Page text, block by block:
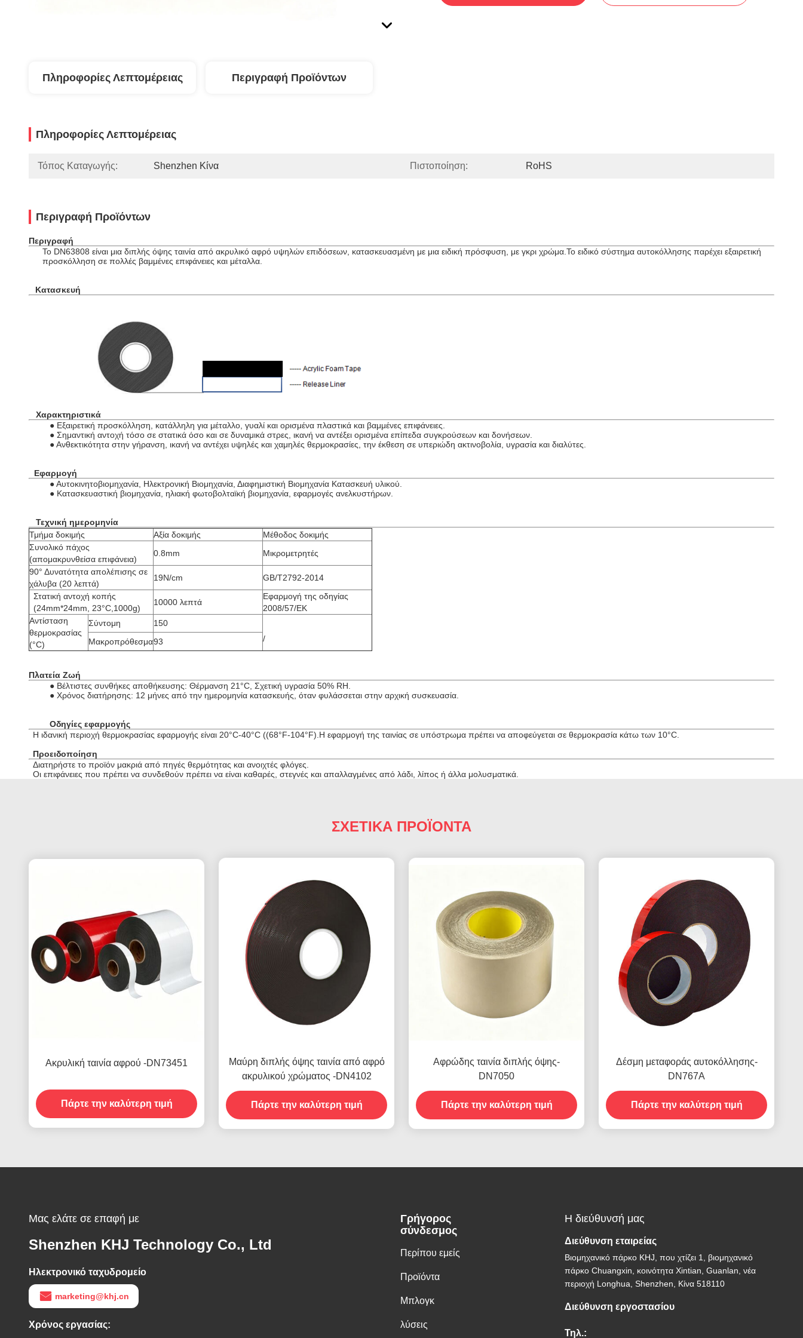
Πληροφορίες Λεπτομέρειας Περιγραφή Προϊόντων
Πληροφορίες Λεπτομέρειας
Τόπος Καταγωγής: Shenzhen Κίνα Πιστοποίηση: RoHS
Περιγραφή Προϊόντων
Περιγραφή
Το DN63808 είναι μια διπλής όψης ταινία από ακρυλικό αφρό υψηλών επιδόσεων, κατασκευασμένη με μια ειδική πρόσφυση, με γκρι χρώμα.Το ειδικό σύστημα αυτοκόλλησης παρέχει εξαιρετική
προσκόλληση σε πολλές βαμμένες επιφάνειες και μέταλλα.
Κατασκευή
Χαρακτηριστικά
● Εξαιρετική προσκόλληση, κατάλληλη για μέταλλο, γυαλί και ορισμένα πλαστικά και βαμμένες επιφάνειες.
● Σημαντική αντοχή τόσο σε στατικά όσο και σε δυναμικά στρες, ικανή να αντέξει ορισμένα επίπεδα συγκρούσεων και δονήσεων.
● Ανθεκτικότητα στην γήρανση, ικανή να αντέχει υψηλές και χαμηλές θερμοκρασίες, την έκθεση σε υπεριώδη ακτινοβολία, υγρασία και διαλύτες.
Εφαρμογή
● Αυτοκινητοβιομηχανία, Ηλεκτρονική Βιομηχανία, Διαφημιστική Βιομηχανία Κατασκευή υλικού.
● Κατασκευαστική βιομηχανία, ηλιακή φωτοβολταϊκή βιομηχανία, εφαρμογές ανελκυστήρων.
Τεχνική ημερομηνία
Τμήμα δοκιμής
Αξία δοκιμής
Μέθοδος δοκιμής
Συνολικό πάχος
(απομακρυνθείσα επιφάνεια)
0.8mm
Μικρομετρητές
90° Δυνατότητα απολέπισης σε
χάλυβα (20 λεπτά)
19N/cm
GB/T2792-2014
Στατική αντοχή κοπής
(24mm*24mm, 23°C,1000g)
10000 λεπτά
Εφαρμογή της οδηγίας
2008/57/ΕΚ
Αντίσταση
θερμοκρασίας
(°C)
Σύντομη
150
/
Μακροπρόθεσμα93
Πλατεία Ζωή
● Βέλτιστες συνθήκες αποθήκευσης: Θέρμανση 21°C, Σχετική υγρασία 50% RH.
● Χρόνος διατήρησης: 12 μήνες από την ημερομηνία κατασκευής, όταν φυλάσσεται στην αρχική συσκευασία.
Οδηγίες εφαρμογής
Η ιδανική περιοχή θερμοκρασίας εφαρμογής είναι 20°C-40°C ((68°F-104°F).Η εφαρμογή της ταινίας σε υπόστρωμα πρέπει να αποφεύγεται σε θερμοκρασία κάτω των 10°C.
Προειδοποίηση
Διατηρήστε το προϊόν μακριά από πηγές θερμότητας και ανοιχτές φλόγες.
Οι επιφάνειες που πρέπει να συνδεθούν πρέπει να είναι καθαρές, στεγνές και απαλλαγμένες από λάδι, λίπος ή άλλα μολυσματικά.
ΣΧΕΤΙΚΑ ΠΡΟΪΟΝΤΑ
Ακρυλική ταινία αφρού -DN73451
Πάρτε την καλύτερη τιμή
Μαύρη διπλής όψης ταινία από αφρό
ακρυλικού χρώματος -DN4102
Πάρτε την καλύτερη τιμή
Αφρώδης ταινία διπλής όψης-
DN7050
Πάρτε την καλύτερη τιμή
Δέσμη μεταφοράς αυτοκόλλησης-
DN767A
Πάρτε την καλύτερη τιμή
Μας ελάτε σε επαφή με
Shenzhen KHJ Technology Co., Ltd
Ηλεκτρονικό ταχυδρομείο
marketing@khj.cn
Χρόνος εργασίας:
Γρήγορος
σύνδεσμος
Περίπου εμείς
Προϊόντα
Μπλογκ
λύσεις
Η διεύθυνσή μας
Διεύθυνση εταιρείας
Βιομηχανικό πάρκο KHJ, που χτίζει 1, βιομηχανικό
πάρκο Chuangxin, κοινότητα Xintian, Guanlan, νέα
περιοχή Longhua, Shenzhen, Κίνα 518110
Διεύθυνση εργοστασίου
Τηλ.: